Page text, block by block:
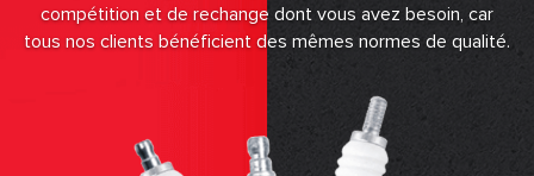
compétition et de rechange dont vous avez besoin, car
tous nos clients bénéficient des mêmes normes de qualité.